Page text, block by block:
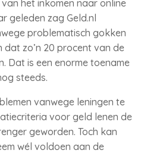
het inkomen naar online
geleden zag Geld.nl
problematisch gokken
dat zo’n 20 procent van de
Dat is een enorme toename
steeds.
vanwege leningen te
voor geld lenen de
geworden. Toch kan
wél voldoen aan de